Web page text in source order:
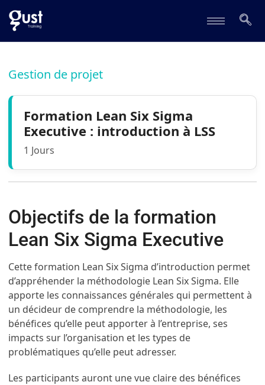
Gestion de projet
Formation Lean Six Sigma
Executive : introduction à LSS
1 Jours
Objectifs de la formation
Lean Six Sigma Executive
Cette formation Lean Six Sigma d’introduction permet
d’appréhender la méthodologie Lean Six Sigma. Elle
apporte les connaissances générales qui permettent à
un décideur de comprendre la méthodologie, les
bénéfices qu’elle peut apporter à l’entreprise, ses
impacts sur l’organisation et les types de
problématiques qu’elle peut adresser.
Les participants auront une vue claire des bénéfices